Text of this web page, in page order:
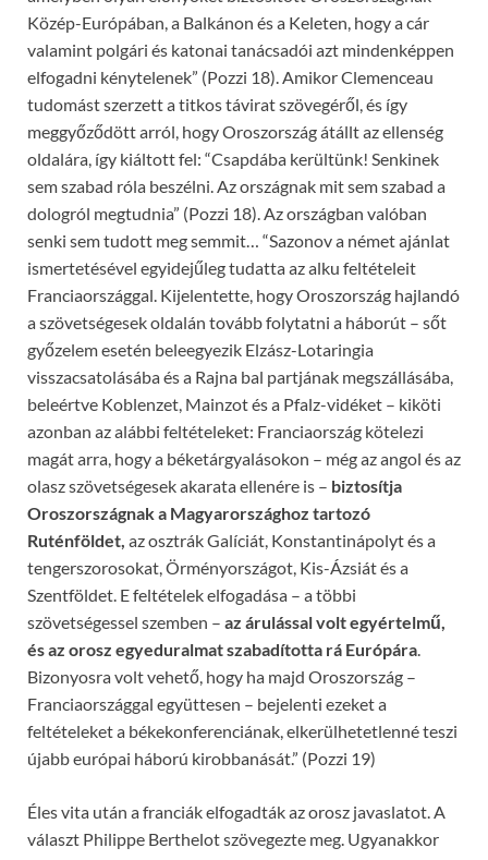
Közép-Európában, a Balkánon és a Keleten, hogy a cár
valamint polgári és katonai tanácsadói azt mindenképpen
elfogadni kénytelenek” (Pozzi 18). Amikor Clemenceau
tudomást szerzett a titkos távirat szövegéről, és így
meggyőződött arról, hogy Oroszország átállt az ellenség
oldalára, így kiáltott fel: “Csapdába kerültünk! Senkinek
sem szabad róla beszélni. Az országnak mit sem szabad a
dologról megtudnia” (Pozzi 18). Az országban valóban
senki sem tudott meg semmit… “Sazonov a német ajánlat
ismertetésével egyidejűleg tudatta az alku feltételeit
Franciaországgal. Kijelentette, hogy Oroszország hajlandó
a szövetségesek oldalán tovább folytatni a háborút – sőt
győzelem esetén beleegyezik Elzász-Lotaringia
visszacsatolásába és a Rajna bal partjának megszállásába,
beleértve Koblenzet, Mainzot és a Pfalz-vidéket – kiköti
azonban az alábbi feltételeket: Franciaország kötelezi
magát arra, hogy a béketárgyalásokon – még az angol és az
olasz szövetségesek akarata ellenére is – biztosítja
Oroszországnak a Magyarországhoz tartozó
Ruténföldet, az osztrák Galíciát, Konstantinápolyt és a
tengerszorosokat, Örményországot, Kis-Ázsiát és a
Szentföldet. E feltételek elfogadása – a többi
szövetségessel szemben – az árulással volt egyértelmű,
és az orosz egyeduralmat szabadította rá Európára.
Bizonyosra volt vehető, hogy ha majd Oroszország –
Franciaországgal együttesen – bejelenti ezeket a
feltételeket a békekonferenciának, elkerülhetetlenné teszi
újabb európai háború kirobbanását.” (Pozzi 19)
Éles vita után a franciák elfogadták az orosz javaslatot. A
választ Philippe Berthelot szövegezte meg. Ugyanakkor